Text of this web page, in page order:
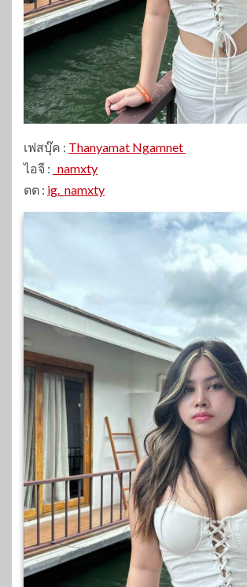
เฟสบุ๊ค : Thanyamat Ngamnet
ไอจี : _namxty
ตต : ig._namxty